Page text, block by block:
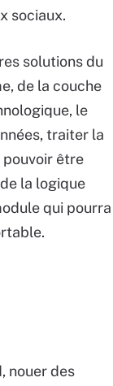
sociaux.
solutions du
de la couche
le
traiter la
pouvoir être
la logique
qui pourra
nouer des